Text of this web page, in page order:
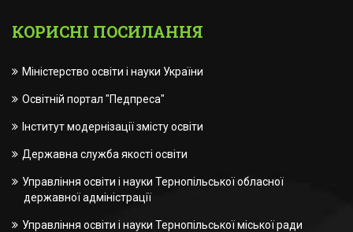
КОРИСНІ ПОСИЛАННЯ
Міністерство освіти і науки України
Освітній портал "Педпреса"
Інститут модернізації змісту освіти
Державна служба якості освіти
Управління освіти і науки Тернопільської обласної
державної адміністрації
Управління освіти і науки Тернопільської міської ради